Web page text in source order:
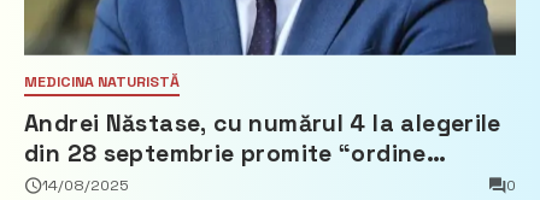
MEDICINA NATURISTĂ
Andrei Năstase, cu numărul 4 la alegerile
din 28 septembrie promite “ordine
europeană” și 10 miliarde pentru cetățeni
14/08/2025 0